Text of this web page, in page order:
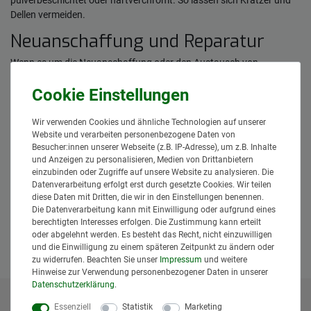
Dellen vermeiden.
Neuanschaffung und Reparatur
Wenn es um die Neuanschaffung oder den Austausch von
Teile schnell von uns für Sie bereitgestellt werden. Schließlich soll Ihr
Unsere Hubwägen können wir Ihnen in einer Zeit von einem bis
maximal drei Werktagen liefern. Haben Sie weitere Fragen? Dann
zögern Sie nicht uns zukontaktieren!
Weitere Transportmittel
Noch andere Transportmöglichkeiten gesucht? Neben Hubwägen
führen wir ein umfassendes Sortiment an Schubkarren,
Handwagen, Muldenkulis und Superbullys. Sehen Sie sich dazu gern
in der Rubrik:Transport- & Schubkarren um.
Wir verwenden Cookies und ähnliche Technologien auf unserer
Website und verarbeiten personenbezogene Daten von
Besucher:innen unserer Webseite (z.B. IP-Adresse), um z.B. Inhalte
und Anzeigen zu personalisieren, Medien von Drittanbietern
einzubinden oder Zugriffe auf unsere Website zu analysieren. Die
Datenverarbeitung erfolgt erst durch gesetzte Cookies. Wir teilen
diese Daten mit Dritten, die wir in den Einstellungen benennen.
Die Datenverarbeitung kann mit Einwilligung oder aufgrund eines
berechtigten Interesses erfolgen. Die Zustimmung kann erteilt
oder abgelehnt werden. Es besteht das Recht, nicht einzuwilligen
und die Einwilligung zu einem späteren Zeitpunkt zu ändern oder
zu widerrufen. Beachten Sie unser Impressum und weitere
Hinweise zur Verwendung personenbezogener Daten in unserer
Daten­schutz­erklärung.
Essenziell Statistik Marketing